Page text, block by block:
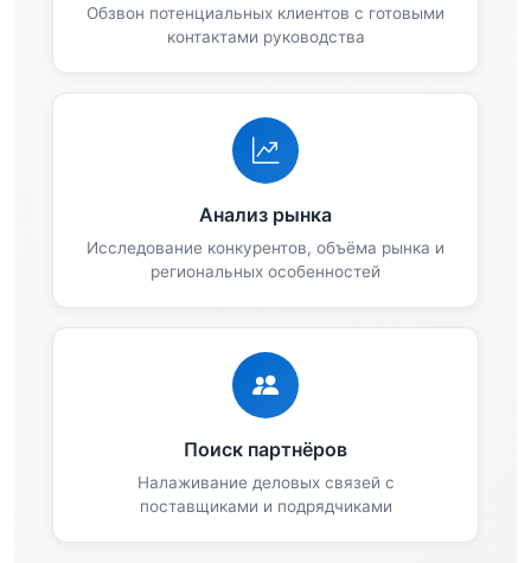
Обзвон потенциальных клиентов с готовыми
контактами руководства
Анализ рынка
Исследование конкурентов, объёма рынка и
региональных особенностей
Поиск партнёров
Налаживание деловых связей с
поставщиками и подрядчиками